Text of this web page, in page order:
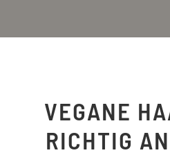
VEGANE
RICHTIG